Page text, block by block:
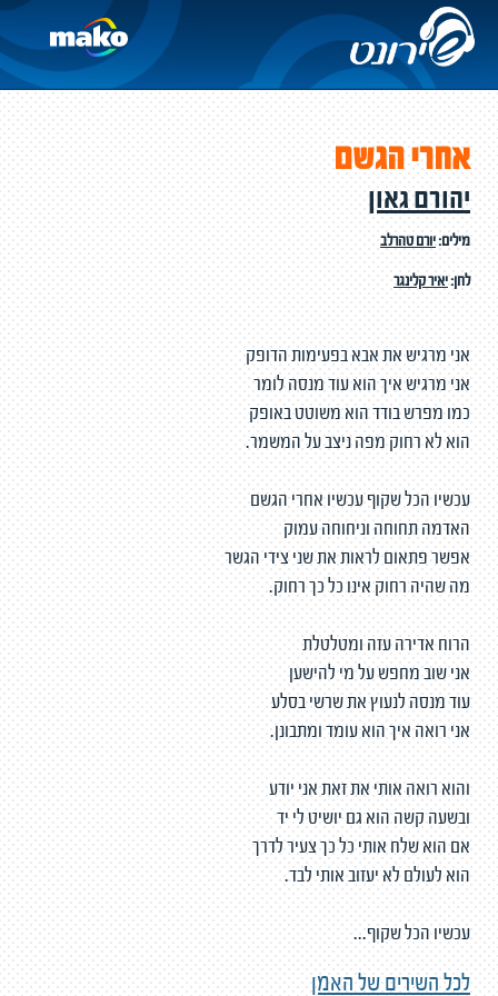
אחרי הגשם
יהורם גאון
מילים:יורם טהרלב
לחן:יאיר קלינגר
אני מרגיש את אבא בפעימות הדופק
אני מרגיש איך הוא עוד מנסה לומר
כמו מפרש בודד הוא משוטט באופק
הוא לא רחוק מפה ניצב על המשמר.
עכשיו הכל שקוף עכשיו אחרי הגשם
האדמה תחוחה וניחוחה עמוק
אפשר פתאום לראות את שני צידי הגשר
מה שהיה רחוק אינו כל כך רחוק.
הרוח אדירה עזה ומטלטלת
אני שוב מחפש על מי להישען
עוד מנסה לנעוץ את שרשי בסלע
אני רואה איך הוא עומד ומתבונן.
והוא רואה אותי את זאת אני יודע
ובשעה קשה הוא גם יושיט לי יד
אם הוא שלח אותי כל כך צעיר לדרך
הוא לעולם לא יעזוב אותי לבד.
עכשיו הכל שקוף...
לכל השירים של האמן